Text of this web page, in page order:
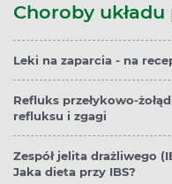
Choroby
Leki na zaparcia - na
Refluks przełykowo-
refluksu i zgagi
Zespół jelita drażliwego
Jaka dieta przy IBS?